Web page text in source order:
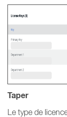
Taper
Le type de